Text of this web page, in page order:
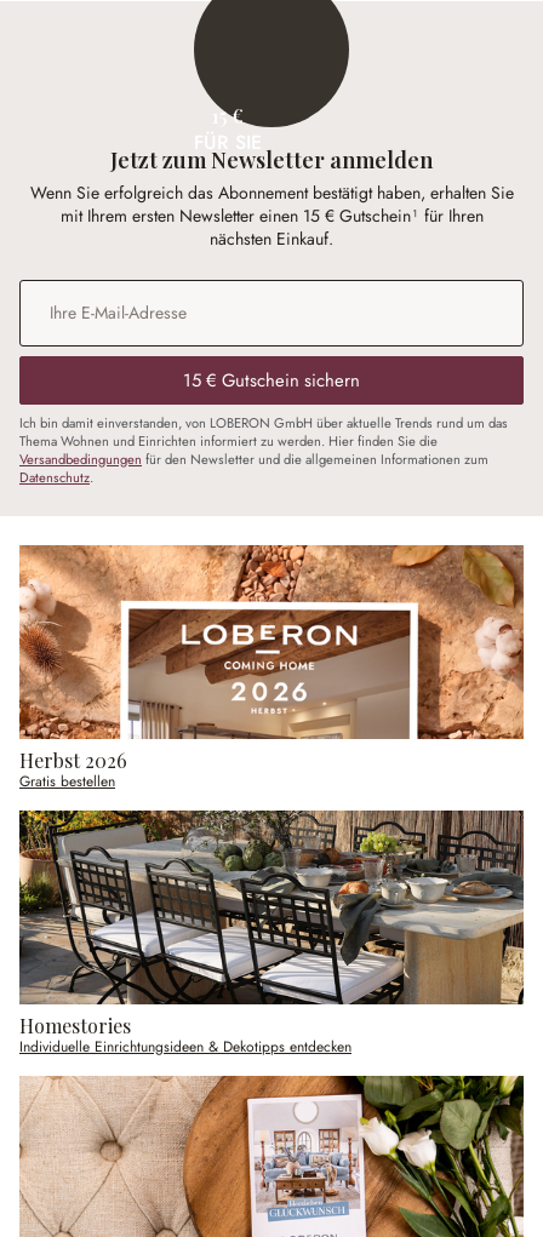
15 €
Jetzt zum Newsletter anmelden
Wenn Sie erfolgreich das Abonnement bestätigt haben, erhalten Sie
mit Ihrem ersten Newsletter einen 15 € Gutschein¹ für Ihren
nächsten Einkauf.
E-Mail-Adresse*
15 € Gutschein sichern
Ich bin damit einverstanden, von LOBERON GmbH über aktuelle Trends rund um das
Thema Wohnen und Einrichten informiert zu werden. Hier finden Sie die
Versandbedingungen für den Newsletter und die allgemeinen Informationen zum
Datenschutz.
Herbst 2026
Gratis bestellen
Homestories
Individuelle Einrichtungsideen & Dekotipps entdecken